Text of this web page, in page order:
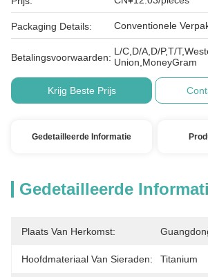
Packaging Details: Conventionele
Betalingsvoorwaarden:
L/C,D/A,D/P,T/
Union,MoneyGram
Krijg Beste Prijs
Gedetailleerde Informatie
Gedetailleerde
Plaats Van Herkomst:
Hoofdmateriaal Van Sieraden: Titanium